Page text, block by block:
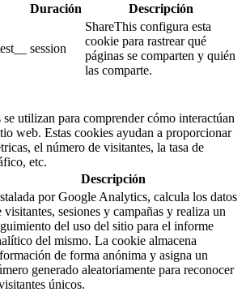
Duración Descripción
session
ShareThis configura esta
cookie para rastrear qué
páginas se comparten y quién
las comparte.
utilizan para comprender cómo interactúan
web. Estas cookies ayudan a proporcionar
el número de visitantes, la tasa de
etc.
Descripción
por Google Analytics, calcula los datos
visitantes, sesiones y campañas y realiza un
del uso del sitio para el informe
del mismo. La cookie almacena
de forma anónima y asigna un
generado aleatoriamente para reconocer
únicos.